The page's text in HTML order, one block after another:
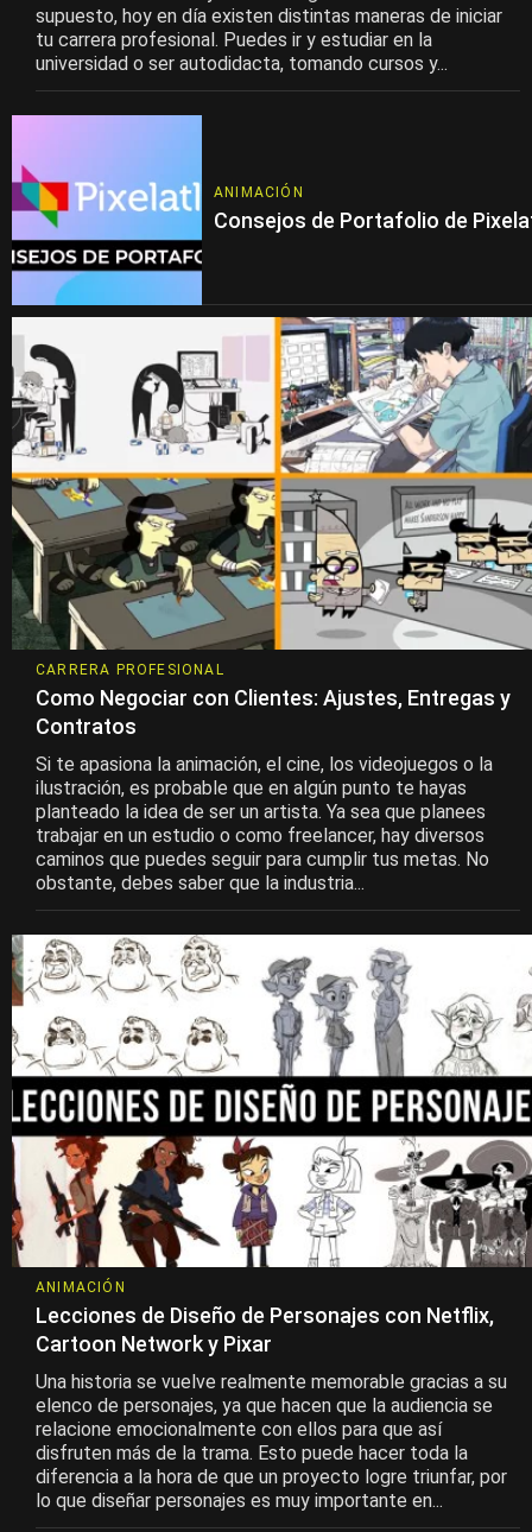
supuesto, hoy en día existen distintas maneras de iniciar
tu carrera profesional. Puedes ir y estudiar en la
universidad o ser autodidacta, tomando cursos y...
ANIMACIÓN
Consejos de Portafolio de
CARRERA PROFESIONAL
Como Negociar con Clientes: Ajustes, Entregas y
Contratos
Si te apasiona la animación, el cine, los videojuegos o la
ilustración, es probable que en algún punto te hayas
planteado la idea de ser un artista. Ya sea que planees
trabajar en un estudio o como freelancer, hay diversos
caminos que puedes seguir para cumplir tus metas. No
obstante, debes saber que la industria...
ANIMACIÓN
Lecciones de Diseño de Personajes con Netflix,
Cartoon Network y Pixar
Una historia se vuelve realmente memorable gracias a su
elenco de personajes, ya que hacen que la audiencia se
relacione emocionalmente con ellos para que así
disfruten más de la trama. Esto puede hacer toda la
diferencia a la hora de que un proyecto logre triunfar, por
lo que diseñar personajes es muy importante en...